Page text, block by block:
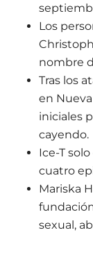
Los
nombre
Tras los
en
iniciales
cayendo.
Ice-T
cuatro
Mariska
sexual,